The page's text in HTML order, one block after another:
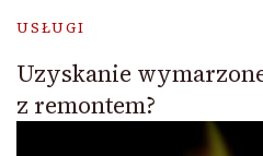
USŁUGI
Uzyskanie
z remontem?